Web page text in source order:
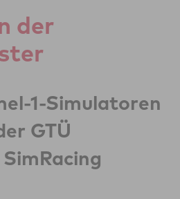
der
1-Simulatoren
GTÜ